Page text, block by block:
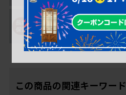
購入後、最大1年間
は無料で保管OK
この商品の関連キーワード